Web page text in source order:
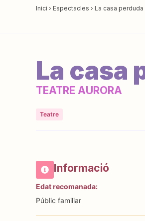
Inici › Espectacles › La casa perduda
La casa
TEATRE AURORA
Teatre
Informació
Edat recomanada:
Públic familiar